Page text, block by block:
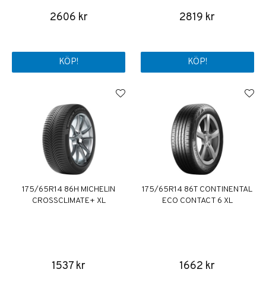
2606 kr
KÖP!
2819 kr
KÖP!
175/65R14 86H MICHELIN
CROSSCLIMATE+ XL
1537 kr
175/65R14 86T CONTINENTAL
ECO CONTACT 6 XL
1662 kr